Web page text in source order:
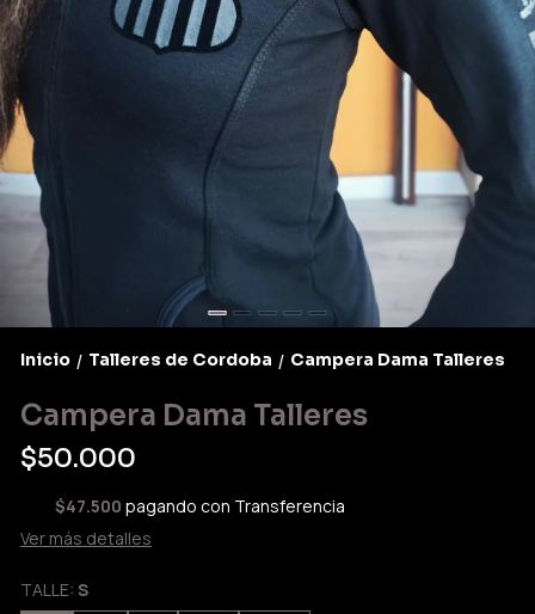
Inicio / Talleres de Cordoba / Campera Dama Talleres
Campera Dama Talleres
$50.000
$47.500 pagando con Transferencia
Ver más detalles
TALLE: S